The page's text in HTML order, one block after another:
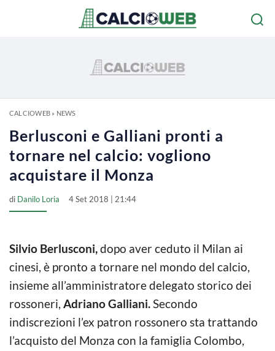
CALCIOWEB» NEWS
Berlusconi e Galliani pronti a
tornare nel calcio: vogliono
acquistare il Monza
di Danilo Loria 4 Set 2018 | 21:44
Silvio Berlusconi,dopo aver ceduto il Milan ai
cinesi, è pronto a tornare nel mondo del calcio,
insieme all’amministratore delegato storico dei
rossoneri, Adriano Galliani.Secondo
indiscrezioni l’ex patron rossonero sta trattando
l’acquisto del Monza con la famiglia Colombo,